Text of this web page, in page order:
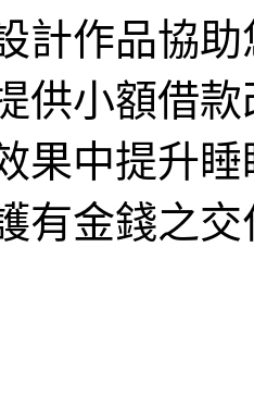
計作品協
供小額借
果中提升
有金錢之交